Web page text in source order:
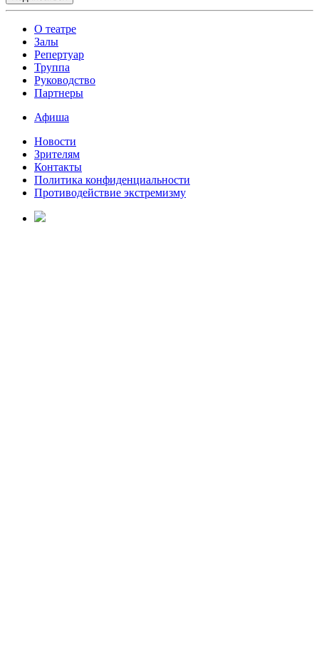
О театре
Залы
Репертуар
Труппа
Руководство
Партнеры
Афиша
Новости
Зрителям
Контакты
Политика конфиденциальности
Противодействие экстремизму